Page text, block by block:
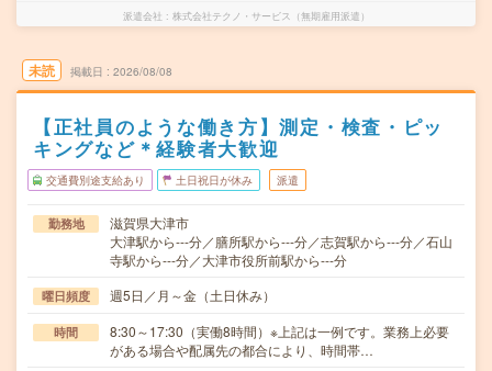
派遣会社 株式会社テクノ・サービス（無期雇用派遣）
未読 掲載日 2026/08/08
【正社員のような働き方】測定・検査・ピッ
キングなど＊経験者大歓迎
交通費別途支給あり 土日祝日が休み 派遣
勤務地
滋賀県大津市
大津駅から---分／膳所駅から---分／志賀駅から---分／石山
寺駅から---分／大津市役所前駅から---分
曜日頻度 週5日／月～金（土日休み）
時間
8:30～17:30（実働8時間）※上記は一例です。業務上必要
がある場合や配属先の都合により、時間帯…